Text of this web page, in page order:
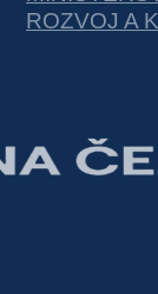
ROZVOJ A